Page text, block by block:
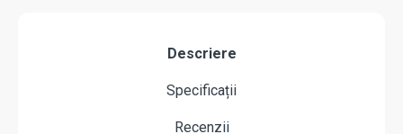
Descriere
Specificații
Recenzii